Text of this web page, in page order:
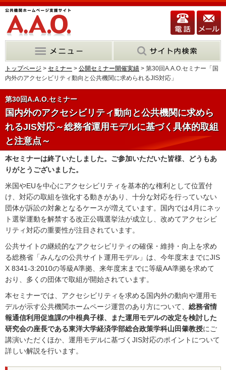
トップページ > セミナー > 公開セミナー開催実績 > 第30回A.A.O.セミナー「国
内外のアクセシビリティ動向と公共機関に求められるJIS対応」
第30回A.A.O.セミナー
国内外のアクセシビリティ動向と公共機関に求めら
れるJIS対応～総務省運用モデルに基づく具体的取組
と注意点～
本セミナーは終了いたしました。ご参加いただいた皆様、どうもあ
りがとうございました。
米国やEUを中心にアクセシビリティを基本的な権利として位置付
け、対応の取組を強化する動きがあり、十分な対応を行っていない
団体が訴訟の対象となるケースが増えています。国内では4月にネッ
ト選挙運動を解禁する改正公職選挙法が成立し、改めてアクセシビ
リティ対応の重要性が注目されています。
公共サイトの継続的なアクセシビリティの確保・維持・向上を求め
る総務省「みんなの公共サイト運用モデル」は、今年度末までにJIS
X 8341-3:2010の等級A準拠、来年度末までに等級AA準拠を求めて
おり、多くの団体で取組が開始されています。
本セミナーでは、アクセシビリティを求める国内外の動向や運用モ
デルが示す公共機関ホームページ運営のあり方について、 総務省情
報通信利用促進課の中根典子様、また運用モデルの改定を検討した
研究会の座長である東洋大学経済学部総合政策学科山田肇教授にご
講演いただくほか、運用モデルに基づくJIS対応のポイントについて
詳しい解説を行います。